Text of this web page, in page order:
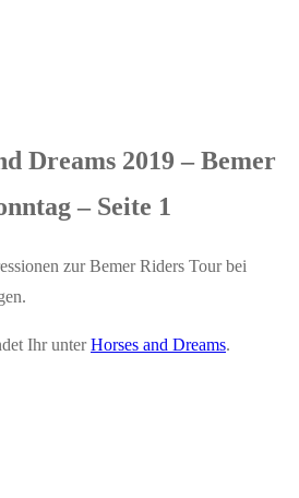
Dreams 2019 – Bemer
– Seite 1
zur Bemer Riders Tour bei
Ihr unterHorses and Dreams.